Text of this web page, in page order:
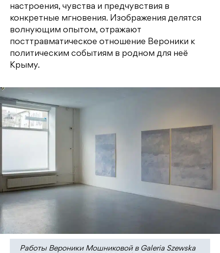
настроения, чувства и предчувствия в
конкретные мгновения. Изображения делятся
волнующим опытом, отражают
посттравматическое отношение Вероники к
политическим событиям в родном для неё
Крыму.
Работы Вероники Мошниковой в Galeria Szewska